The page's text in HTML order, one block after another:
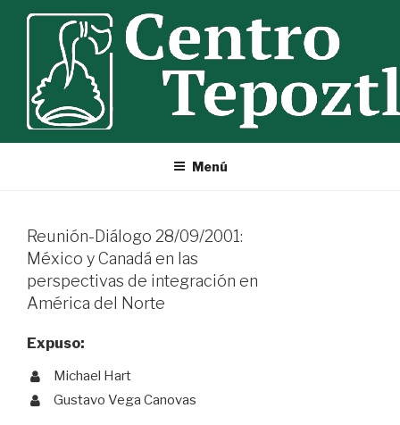
contenido
Menú
Reunión-Diálogo 28/09/2001:
México y Canadá en las
perspectivas de integración en
América del Norte
Expuso:
Michael Hart
Gustavo Vega Canovas